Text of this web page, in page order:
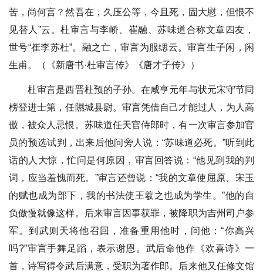
苦，尚何言？然吾在，久压公等，今且死，固大慰，但恨不
见替人”云。杜审言与李峤、崔融、苏味道合称文章四友，
世号“崔李苏杜”。融之亡，审言为服缌云。审言生子闲，闲
生甫。（《新唐书·杜审言传》《唐才子传》）
杜审言是西晋杜预的子孙。在咸亨元年与状元宋守节同
榜登进士第，任隰城县尉。审言凭借自己才能过人，为人高
傲，被众人忌恨。苏味道任天官侍郎时，有一次审言参加官
员的预选试判，出来后他问旁人说：“苏味道必死。”听到此
话的人大惊，忙问是何原因，审言回答说：“他见到我的判
词，应当羞愧而死。”审言还曾说：“我的文章使屈原、宋玉
的赋也成为部下，我的书法使王羲之也成为学生。”他的自
负傲慢就像这样。后来审言因事获罪，被降职为吉州司户参
军。到武则天将他召回，准备重用他时，问他：“你高兴
吗?”审言手舞足蹈，表示谢恩。武后命他作《欢喜诗》一
首，诗写得令武后满意，受职为著作郎。后来他又任修文馆